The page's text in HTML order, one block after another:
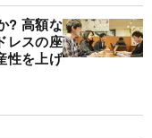
? 高額な
レスの座
性を上げ